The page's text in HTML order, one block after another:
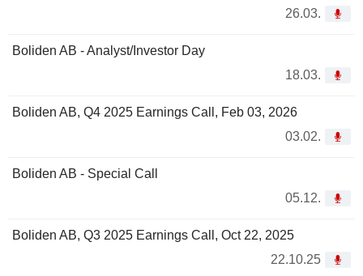
26.03.
Boliden AB - Analyst/Investor Day
18.03.
Boliden AB, Q4 2025 Earnings Call, Feb 03, 2026
03.02.
Boliden AB - Special Call
05.12.
Boliden AB, Q3 2025 Earnings Call, Oct 22, 2025
22.10.25